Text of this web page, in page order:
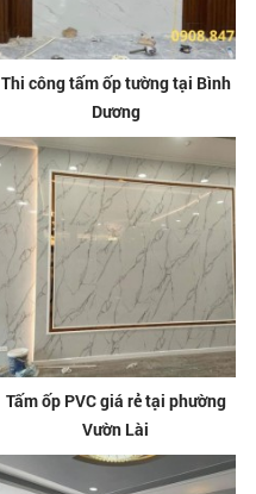
Thi công tấm ốp tường tại Bình
Dương
Tấm ốp PVC giá rẻ tại phường
Vườn Lài